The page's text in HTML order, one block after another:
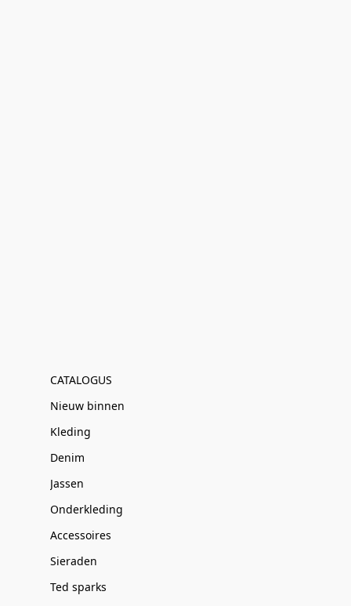
CATALOGUS
Nieuw binnen
Kleding
Denim
Jassen
Onderkleding
Accessoires
Sieraden
Ted sparks